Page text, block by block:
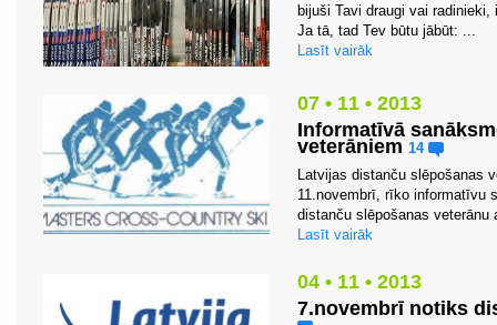
bijuši Tavi draugi vai
Ja tā, tad Tev būtu jābūt: ...
Lasīt vairāk
07 • 11 • 2013
Informatīvā
veterāniem 14
Latvijas distanču slēpošanas
11.novembrī, rīko informatīvu
distanču slēpošanas veterānu
Lasīt vairāk
04 • 11 • 2013
7.novembrī notiks